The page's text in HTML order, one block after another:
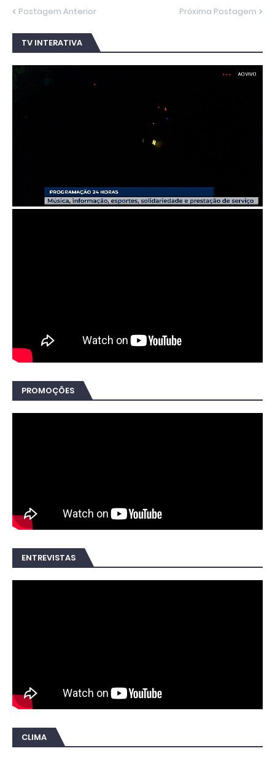
Postagem Anterior Próxima Postagem
TV INTERATIVA
PROMOÇÕES
ENTREVISTAS
CLIMA